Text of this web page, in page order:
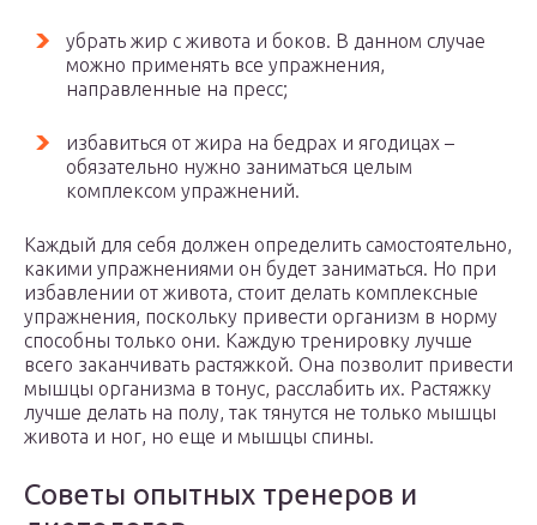
убрать жир с живота и боков. В данном случае
можно применять все упражнения,
направленные на пресс;
избавиться от жира на бедрах и ягодицах –
обязательно нужно заниматься целым
комплексом упражнений.
Каждый для себя должен определить самостоятельно,
какими упражнениями он будет заниматься. Но при
избавлении от живота, стоит делать комплексные
упражнения, поскольку привести организм в норму
способны только они. Каждую тренировку лучше
всего заканчивать растяжкой. Она позволит привести
мышцы организма в тонус, расслабить их. Растяжку
лучше делать на полу, так тянутся не только мышцы
живота и ног, но еще и мышцы спины.
Советы опытных тренеров и